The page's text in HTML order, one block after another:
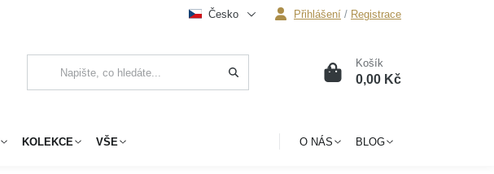
Česko Přihlášení / Registrace
0 Košík
0,00 Kč
KOLEKCE VŠE O NÁS BLOG